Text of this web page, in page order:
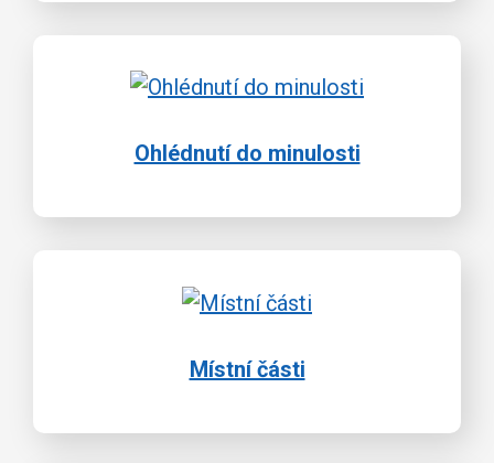
Ohlédnutí do minulosti
Místní části